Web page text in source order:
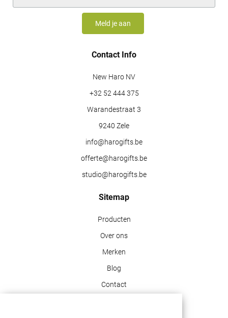
Contact Info
New Haro NV
+32 52 444 375
Warandestraat 3
9240 Zele
info@harogifts.be
offerte@harogifts.be
studio@harogifts.be
Sitemap
Producten
Over ons
Merken
Blog
Contact